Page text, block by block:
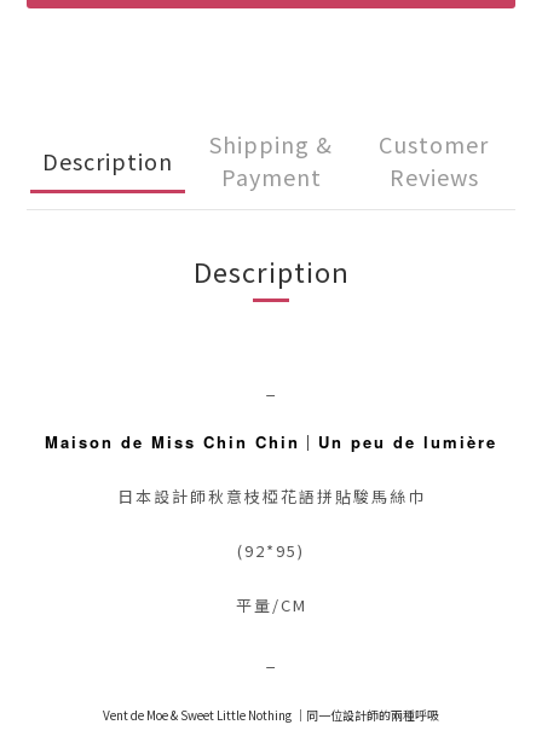
Description
Shipping &
Payment
Customer
Reviews
Description
Maison de Miss Chin Chin ｜ Un peu de lumière
日本設計師秋意枝椏花語拼貼駿馬絲巾
(92*95)
平量/CM
Vent de Moe & Sweet Little Nothing ｜同一位設計師的兩種呼吸